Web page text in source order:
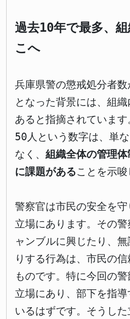
過去10年で最多、
こへ
兵庫県警の懲戒処分者
となった背景には、組
あると指摘されていま
50人という数字は、単
なく、 組織全体の管理
に課題があることを示唆
警察官は市民の安全を
立場にあります。その
ャンブルに興じたり、
りする行為は、市民の
ものです。特に今回の
立場にあり、部下を指
いるはずです。そうし